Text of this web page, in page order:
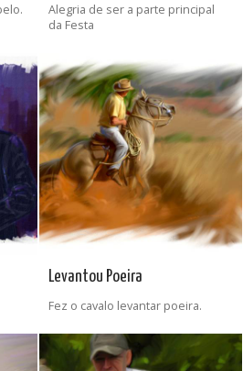
Alegria de ser a parte principal
da Festa
Levantou Poeira
Fez o cavalo levantar poeira.